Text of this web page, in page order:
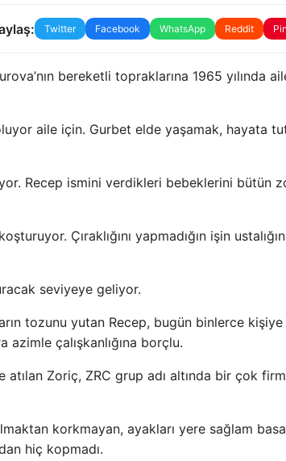
Twitter Facebook WhatsApp Reddit
bereketli topraklarına 1965 yılında
aile için. Gurbet elde yaşamak, hayata
Recep ismini verdikleri bebeklerini bütün
Çıraklığını yapmadığın işin
seviyeye geliyor.
tozunu yutan Recep, bugün binlerce
azimle çalışkanlığına borçlu.
Zoriç, ZRC grup adı altında bir çok
korkmayan, ayakları yere sağlam
hiç kopmadı.